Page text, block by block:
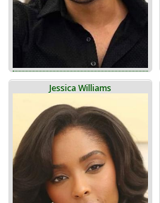
Jessica Williams